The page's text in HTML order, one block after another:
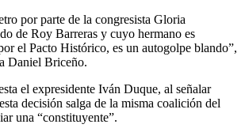
por parte de la congresista Gloria
de Roy Barreras y cuyo hermano es
el Pacto Histórico, es un autogolpe blando”,
Daniel Briceño.
el expresidente Iván Duque, al señalar
decisión salga de la misma coalición del
una “constituyente”.